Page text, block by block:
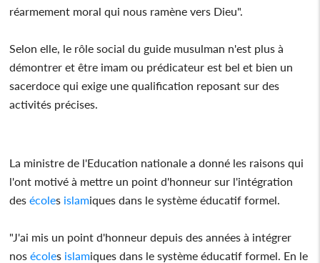
réarmement moral qui nous ramène vers Dieu".
Selon elle, le rôle social du guide musulman n'est plus à
démontrer et être imam ou prédicateur est bel et bien un
sacerdoce qui exige une qualification reposant sur des
activités précises.
La ministre de l'Education nationale a donné les raisons qui
l'ont motivé à mettre un point d'honneur sur l'intégration
desécoles islamiques dans le système éducatif formel.
"J'ai mis un point d'honneur depuis des années à intégrer
nosécoles islamiques dans le système éducatif formel. En le